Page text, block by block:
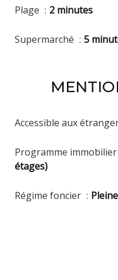
Plage 2 minutes
Supermarché 5
Accessible aux
Programme immobilier
étages)
Régime foncier